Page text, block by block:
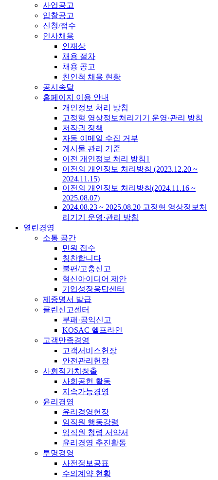
사업공고
입찰공고
신청/접수
인사채용
인재상
채용 절차
채용 공고
친인척 채용 현황
공시송달
홈페이지 이용 안내
개인정보 처리 방침
고정형 영상정보처리기기 운영·관리 방침
저작권 정책
자동 이메일 수집 거부
게시물 관리 기준
이전 개인정보 처리 방침1
이전의 개인정보 처리방침 (2023.12.20 ~
2024.11.15)
이전의 개인정보 처리방침(2024.11.16 ~
2025.08.07)
2024.08.23 ~ 2025.08.20 고정형 영상정보처
리기기 운영·관리 방침
열린경영
소통 공간
민원 접수
칭찬합니다
불편/고충신고
혁신아이디어 제안
기업성장응답센터
제증명서 발급
클린신고센터
부패·공익신고
KOSAC 헬프라인
고객만족경영
고객서비스헌장
안전관리헌장
사회적가치창출
사회공헌 활동
지속가능경영
윤리경영
윤리경영헌장
임직원 행동강령
임직원 청렴 서약서
윤리경영 추진활동
투명경영
사전정보공표
수의계약 현황